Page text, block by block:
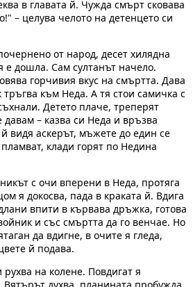
в главата й. Чужда смърт сковава
– целува челото на детенцето си
от народ, десет хилядна
е дошла. Сам султанът начело.
горчивия вкус на смъртта. Дава
тръгва към Неда. А тя стои самичка с
Детето плаче, треперят
– казва си Неда и връзва
видя аскерът, мъжете до един се
клади горят по Недина
с очи вперени в Неда, протяга
я докосва, пада в краката й. Вдига
впити в кървава дръжка, готова
и със смъртта да го венчае. Но
да вдигне, в очите я гледа,
й подава.
на колене. Повдигат я